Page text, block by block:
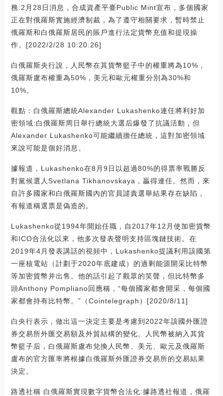
務:2月28日消息，合成資產平臺Public Mint宣布，多個國家
正在對俄羅斯實施經濟制裁，為了遵守相關要求，暫時禁止
俄羅斯和白俄羅斯居民的賬戶進行法定貨幣充值和提現操
作。[2022/2/28 10:20:26]
白俄羅斯央行說，人民幣在其貨幣籃子中的權重將為10%，
俄羅斯盧布權重為50%，美元和歐元權重分別為30%和
10%。
觀點：白俄羅斯總統Alexander Lukashenko連任將利好加
密領域:白俄羅斯周日舉行總統大選后爆發了抗議活動，但
Alexander Lukashenko可能繼續擔任總統，這對加密領域
來說可能是個好消息。
據報道，Lukashenko在8月9日以超過80%的得票率戰勝反
對黨候選人Svetlana Tikhanovskaya，贏得連任。然而，來
自許多國家和白俄羅斯國內的官員譴責選舉結果存在缺陷，
有報道稱選票是偽造的。
Lukashenko從1994年開始任職，自2017年12月使加密貨幣
和ICO合法化以來，他多次發表聲明支持區塊鏈技術。在
2019年4月發表講話的視頻中，Lukashenko提議利用該國第
一座核電站（計劃于2020年底建成）的過剩能源開采比特幣
等加密貨幣并出售。他的話引起了觀眾的笑聲，但比特幣多
頭Anthony Pompliano回應稱，“每個國家都會開采，每個國
家都會持有比特幣。”（Cointelegraph）[2020/8/11]
白央行表示，做出這一決定主要是考慮到2022年該國外匯證
券交易所外匯交易額及外貿結構的變化。人民幣被納入其貨
幣籃子后，白俄羅斯盧布兌換人民幣、美元、歐元及俄羅斯
盧布的官方匯率將根據白俄羅斯外匯證券交易所的交易結果
決定。
路透社稱 白俄羅斯實現數字貨幣合法化:據路透社報道，俄羅